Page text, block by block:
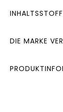
DIE MARKE